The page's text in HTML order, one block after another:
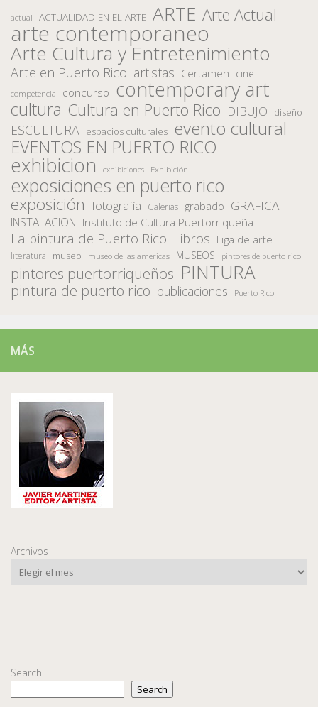
actual ACTUALIDAD EN EL ARTE ARTE Arte Actual
arte contemporaneo
Arte Cultura y Entretenimiento
Arte en Puerto Rico artistas Certamen cine
competencia concurso contemporary art
cultura Cultura en Puerto Rico DIBUJO diseño
ESCULTURA espacios culturales evento cultural
EVENTOS EN PUERTO RICO
exhibicion exhibiciones Exhibición
exposiciones en puerto rico
exposición fotografía Galerias grabado GRAFICA
INSTALACION Instituto de Cultura Puertorriqueña
La pintura de Puerto Rico Libros Liga de arte
literatura museo museo de las americas MUSEOS pintores de puerto rico
pintores puertorriqueños PINTURA
pintura de puerto rico publicaciones Puerto Rico
MÁS
Archivos
Search
Search